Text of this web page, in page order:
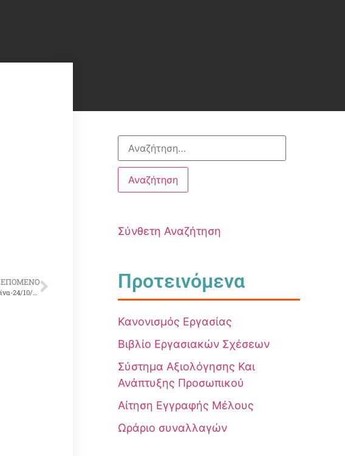
ΕΠΌΜΕΝΟ
Απεργία στις Τράπεζες και συγκέντρωση διαμαρτυρίας στη Σίνα-24/10/2012
Σύνθετη Αναζήτηση
Προτεινόμενα
Κανονισμός Εργασίας
Βιβλίο Εργασιακών Σχέσεων
Σύστημα Αξιολόγησης Και
Ανάπτυξης Προσωπικού
Αίτηση Εγγραφής Μέλους
Ωράριο συναλλαγών